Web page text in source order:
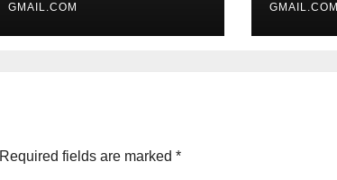
GMAIL.COM GMAIL.COM
Required fields are marked *